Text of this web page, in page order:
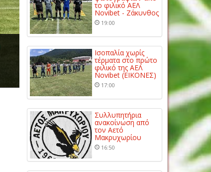
το φιλικό ΑΕΛ
Novibet - Ζάκυνθος
19:00
Ισοπαλία χωρίς
τέρματα στο πρώτο
φιλικό της ΑΕΛ
Novibet (ΕΙΚΟΝΕΣ)
17:00
Συλλυπητήρια
ανακοίνωση από
τον Αετό
Μακρυχωρίου
16:50